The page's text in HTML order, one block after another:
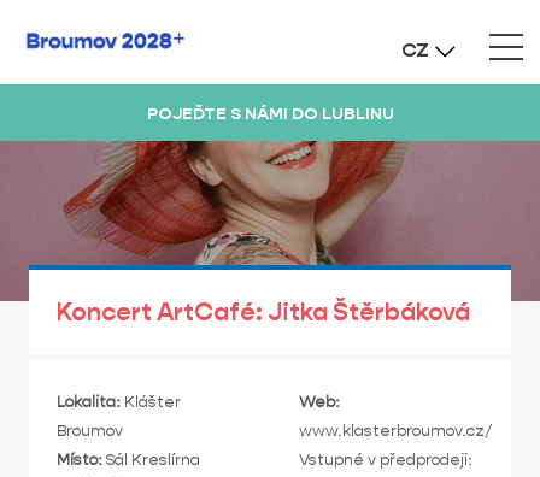
CZ
POJEĎTE S NÁMI DO LUBLINU
Koncert ArtCafé: Jitka Štěrbáková
Lokalita: Klášter
Broumov
Místo:Sál Kreslírna
Web:
www.klasterbroumov.cz/
Vstupné v předprodeji: